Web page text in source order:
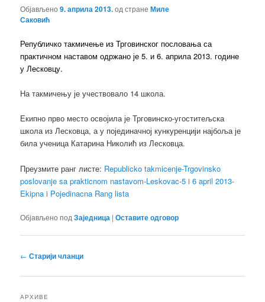
Објављено9. априла 2013.од странеМиле
Саковић
Републичко такмичење из Трговинског пословања са
практичном наставом одржано је 5. и 6. априла 2013. године
у Лесковцу.
На такмичењу је учествовало 14 школа.
Екипно прво место освојила је Трговинско-угоститељска
школа из Лесковца, а у појединачној кункуренцији најбоља је
била ученица Катарина Николић из Лесковца.
Преузмите ранг листе: Republicko takmicenje-Trgovinsko
poslovanje sa prakticnom nastavom-Leskovac-5 i 6 april 2013-
Ekipna i Pojedinacna Rang lista
Објављено под Заједница |Оставите одговор
Кретање
← Старији чланци
АРХИВЕ